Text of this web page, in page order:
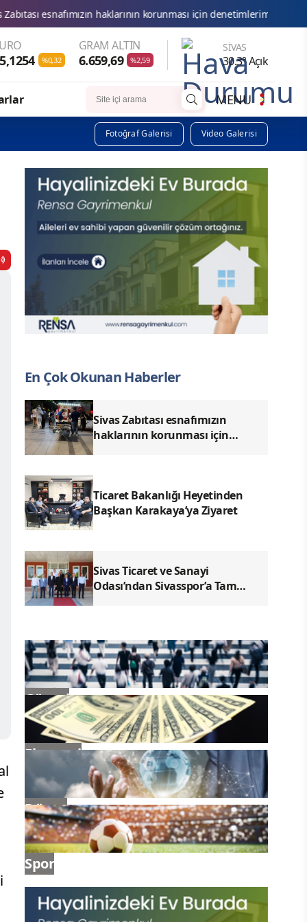
haklarının korunması için denetimlerimizi aralıksız sürdürüyoruz.
%0,32
GRAM ALTIN
6.659,69 %2,59
SIVAS
30.3° Açık
MENU
Fotoğraf Galerisi Video Galerisi
En Çok Okunan Haberler
Sivas Zabıtası esnafımızın
haklarının korunması için
Ticaret Bakanlığı Heyetinden
Başkan Karakaya’ya Ziyaret
Sivas Ticaret ve Sanayi
Odası’ndan Sivasspor’a Tam
Güncel
Ekonomi
Dünya
Spor